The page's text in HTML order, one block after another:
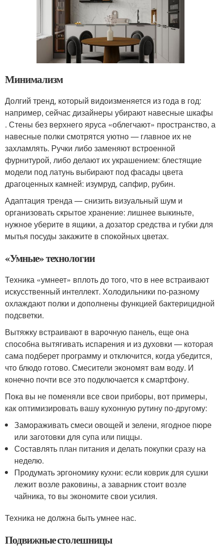
Минимализм
Долгий тренд, который видоизменяется из года в год:
например, сейчас дизайнеры убирают навесные шкафы
. Стены без верхнего яруса «облегчают» пространство, а
навесные полки смотрятся уютно — главное их не
захламлять. Ручки либо заменяют встроенной
фурнитурой, либо делают их украшением: блестящие
модели под латунь выбирают под фасады цвета
драгоценных камней: изумруд, сапфир, рубин.
Адаптация тренда — снизить визуальный шум и
организовать скрытое хранение: лишнее выкиньте,
нужное уберите в ящики, а дозатор средства и губки для
мытья посуды закажите в спокойных цветах.
«Умные» технологии
Техника «умнеет» вплоть до того, что в нее встраивают
искусственный интеллект. Холодильники по-разному
охлаждают полки и дополнены функцией бактерицидной
подсветки.
Вытяжку встраивают в варочную панель, еще она
способна вытягивать испарения и из духовки — которая
сама подберет программу и отключится, когда убедится,
что блюдо готово. Смесители экономят вам воду. И
конечно почти все это подключается к смартфону.
Пока вы не поменяли все свои приборы, вот примеры,
как оптимизировать вашу кухонную рутину по-другому:
Замораживать смеси овощей и зелени, ягодное пюре
или заготовки для супа или пиццы.
Составлять план питания и делать покупки сразу на
неделю.
Продумать эргономику кухни: если коврик для сушки
лежит возле раковины, а заварник стоит возле
чайника, то вы экономите свои усилия.
Техника не должна быть умнее нас.
Подвижные столешницы